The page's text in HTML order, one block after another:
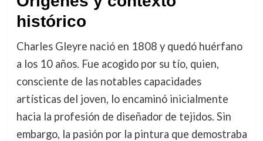
histórico
Charles Gleyre nació en 1808 y quedó huérfano
a los 10 años. Fue acogido por su tío, quien,
consciente de las notables capacidades
artísticas del joven, lo encaminó inicialmente
hacia la profesión de diseñador de tejidos. Sin
embargo, la pasión por la pintura que demostraba